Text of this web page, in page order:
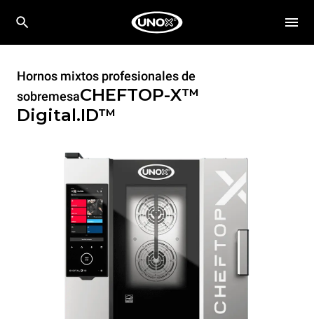
Hornos mixtos profesionales de
sobremesaCHEFTOP-X™
Digital.ID™